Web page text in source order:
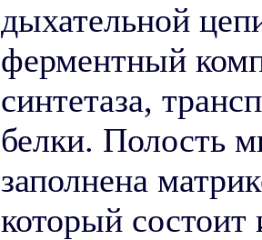
дыхательной
ферментный
синтетаза,
белки. Полость
заполнена
который состоит